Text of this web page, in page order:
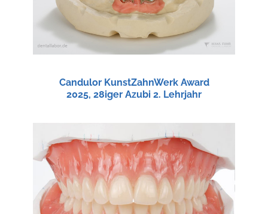
Candulor KunstZahnWerk Award
2025, 28iger Azubi 2. Lehrjahr